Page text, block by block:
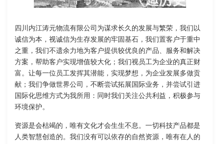
四川内江涛元物流有限公司为谋求长久的发展与繁荣，我们以
诚信为本，视诚信为生存发展的牢固基石，我们置客户于重中
之重，我们不遗余力地为客户提供较优良的产品、服务和解决
方案，帮助客户实现增值较大化；我们视员工为企业的真正财
富。让每一位员工发挥其潜能，实现梦想，为企业发展多做贡
献；我们争做世界公司，不断尝试拓展国际业务，并尝试引进
国际化思维方式为我所用：同时我们关注公共利益，积极参与
环境保护。
资源是会枯竭的，唯有文化才会生生不息。一切科技产品都是
人类智慧创造的。我们没有可以依存的自然资源，唯有在人的